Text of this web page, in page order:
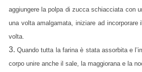
aggiungere la polpa di zucca schiacciata con
una volta amalgamata, iniziare ad
volta.
3.Quando tutta la farina è stata assorbita e
corpo unire anche il sale, la maggiorana e la